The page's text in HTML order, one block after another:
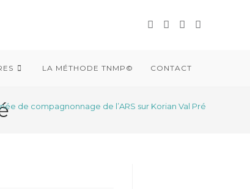
LA MÉTHODE TNMP© CONTACT
de compagnonnage de l’ARS sur Korian Val Pré